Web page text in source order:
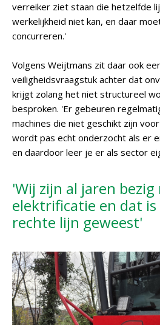
verreiker ziet staan die hetzelfde
werkelijkheid niet kan, en daar
concurreren.'
Volgens Weijtmans zit daar ook
veiligheidsvraagstuk achter dat
krijgt zolang het niet structureel
besproken. 'Er gebeuren
machines die niet geschikt zijn
wordt pas echt onderzocht als er
en daardoor leer je er als sector
'Wij zijn al jaren
elektrificatie en dat is
rechte lijn geweest'